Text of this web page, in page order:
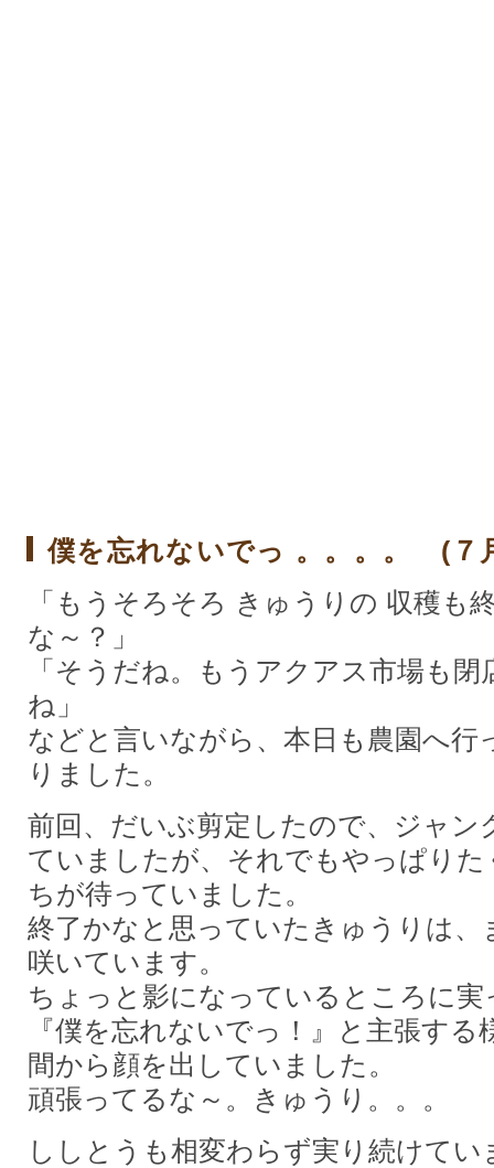
僕を忘れないでっ 。。。。 (７
「もうそろそろ きゅうりの 収穫も
な～？」
「そうだね。もうアクアス市場も閉
ね」
などと言いながら、本日も農園へ行
りました。
前回、だいぶ剪定したので、ジャン
ていましたが、それでもやっぱり
ちが待っていました。
終了かなと思っていたきゅうりは、
咲いています。
ちょっと影になっているところに
『僕を忘れないでっ！』と主張す
間から顔を出していました。
頑張ってるな～。きゅうり。。。
ししとうも相変わらず実り続けてい